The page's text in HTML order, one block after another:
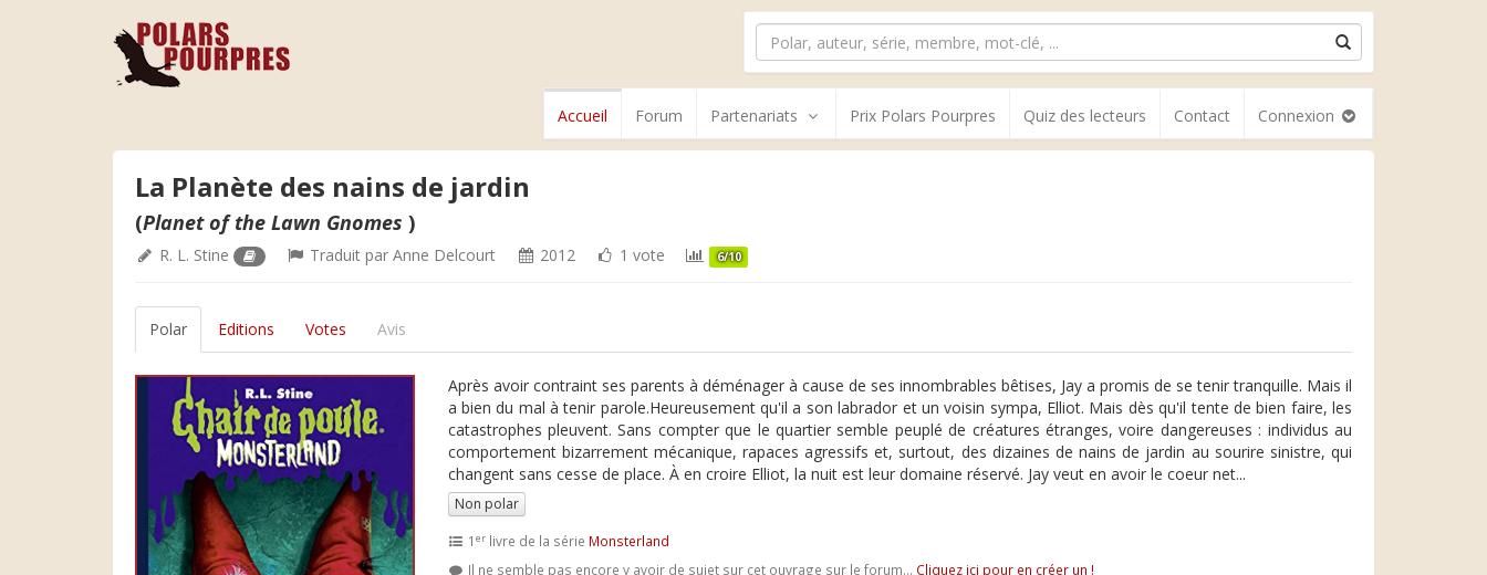
Accueil Forum Partenariats Prix Polars Pourpres Quiz des lecteurs Contact Connexion
La Planète des nains de jardin
(Planet of the Lawn Gnomes )
R. L. Stine Traduit parAnne Delcourt 2012 1 vote 6/10
Polar Editions Votes Avis
Après avoir contraint ses parents à déménager à cause de ses innombrables bêtises, Jay a promis de se tenir tranquille. Mais il
a bien du mal à tenir parole.Heureusement qu'il a son labrador et un voisin sympa, Elliot. Mais dès qu'il tente de bien faire, les
catastrophes pleuvent. Sans compter que le quartier semble peuplé de créatures étranges, voire dangereuses : individus au
comportement bizarrement mécanique, rapaces agressifs et, surtout, des dizaines de nains de jardin au sourire sinistre, qui
changent sans cesse de place. À en croire Elliot, la nuit est leur domaine réservé. Jay veut en avoir le coeur net...
Non polar
1 erlivre de la série Monsterland
Il ne semble pas encore y avoir de sujet sur cet ouvrage sur le forum... Cliquez ici pour en créer un !